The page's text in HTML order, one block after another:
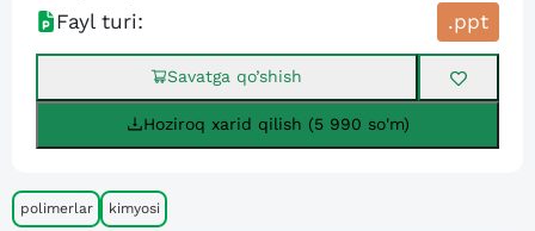
Fayl turi:
.ppt
Savatga qo’shish
Hoziroq xarid qilish (5 990 so'm)
polimerlar kimyosi